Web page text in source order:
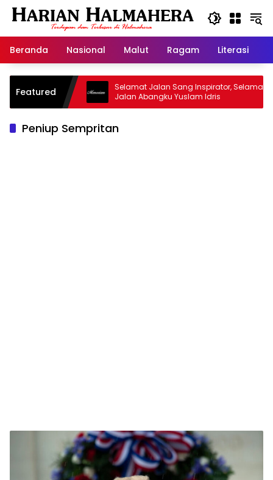
Langsung
Beranda
Nasional Malut Ragam Literasi
Featured
Warisan
Selamat Jalan Sang Inspirator, Selamat
Jalan Abangku Yuslam Idris
Peniup Sempritan